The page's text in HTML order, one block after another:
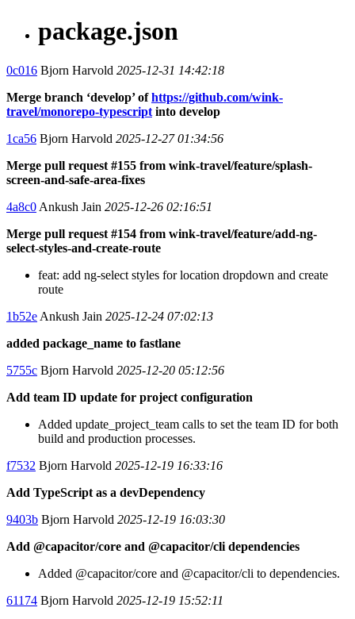
package.json
0c016 Bjorn Harvold 2025-12-31 14:42:18
Merge branch ‘develop’ ofhttps://github.com/wink-
travel/monorepo-typescript into develop
1ca56 Bjorn Harvold 2025-12-27 01:34:56
Merge pull request #155 from wink-travel/feature/splash-
screen-and-safe-area-fixes
4a8c0 Ankush Jain 2025-12-26 02:16:51
Merge pull request #154 from wink-travel/feature/add-ng-
select-styles-and-create-route
feat: add ng-select styles for location dropdown and create
route
1b52e Ankush Jain 2025-12-24 07:02:13
added package_name to fastlane
5755c Bjorn Harvold 2025-12-20 05:12:56
Add team ID update for project configuration
Added update_project_team calls to set the team ID for both
build and production processes.
f7532 Bjorn Harvold 2025-12-19 16:33:16
Add TypeScript as a devDependency
9403b Bjorn Harvold 2025-12-19 16:03:30
Add @capacitor/core and @capacitor/cli dependencies
Added @capacitor/core and @capacitor/cli to dependencies.
61174 Bjorn Harvold 2025-12-19 15:52:11